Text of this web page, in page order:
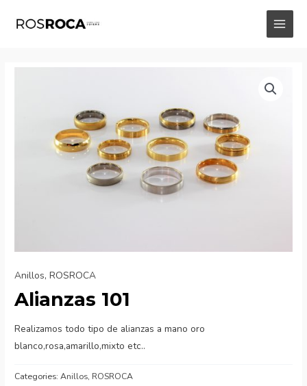
MAIN
Anillos,ROSROCA
Alianzas 101
Realizamos todo tipo de alianzas a mano oro
blanco,rosa,amarillo,mixto etc..
Categories:Anillos, ROSROCA